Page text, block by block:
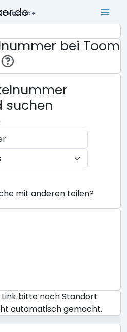
bei Toom
suchen
mit anderen teilen?
bitte noch Standort
automatisch gemacht.